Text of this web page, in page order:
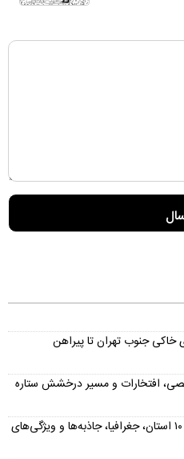
خاکی جنوب تهران تا پیراهن
افتخارات و مسیر درخشش ستاره
استان های ارمنستان؛ معرفی کامل ۱۰ استان، جغرافیا، جاذبه‌ها و ویژگی‌های